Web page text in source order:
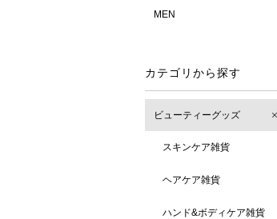
MEN
カテゴリから探す
ビューティーグッズ
スキンケア雑貨
ヘアケア雑貨
ハンド&ボディケア雑貨